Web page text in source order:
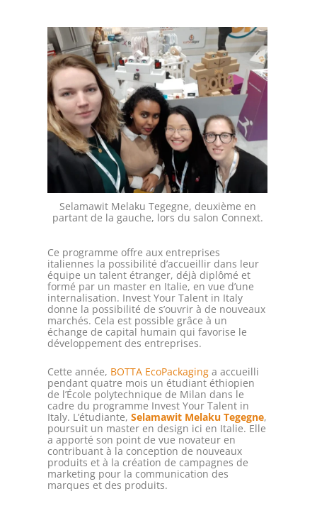
Selamawit Melaku Tegegne, deuxième en
partant de la gauche, lors du salon Connext.
Ce programme offre aux entreprises
italiennes la possibilité d’accueillir dans leur
équipe un talent étranger, déjà diplômé et
formé par un master en Italie, en vue d’une
internalisation. Invest Your Talent in Italy
donne la possibilité de s’ouvrir à de nouveaux
marchés. Cela est possible grâce à un
échange de capital humain qui favorise le
développement des entreprises.
Cette année, BOTTA EcoPackaginga accueilli
pendant quatre mois un étudiant éthiopien
de l’École polytechnique de Milan dans le
cadre du programme Invest Your Talent in
Italy. L’étudiante, Selamawit Melaku Tegegne,
poursuit un master en design ici en Italie. Elle
a apporté son point de vue novateur en
contribuant à la conception de nouveaux
produits et à la création de campagnes de
marketing pour la communication des
marques et des produits.